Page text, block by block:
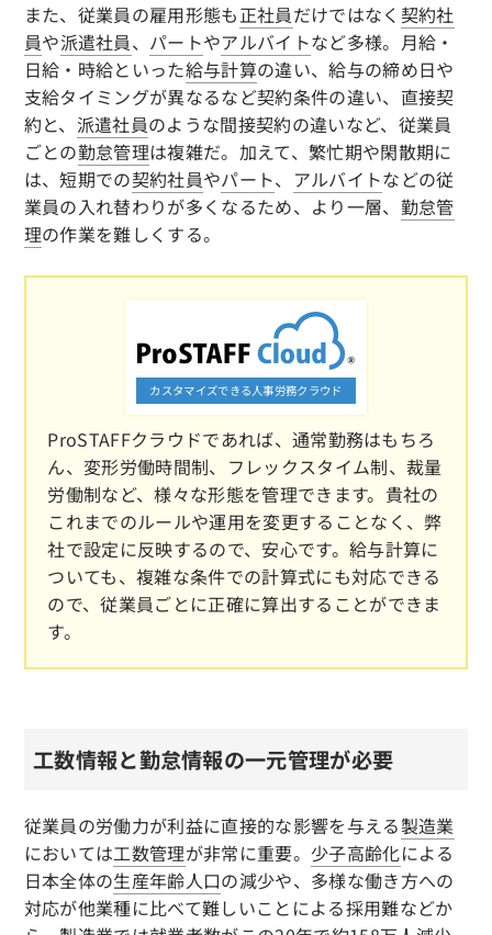
また、従業員の雇用形態も正社員だけではなく 契約社
員や派遣社員、 パートやアルバイトなど多様。月給・
日給・時給といった給与計算の違い、給与の締め日や
支給タイミングが異なるなど契約条件の違い、直接契
約と、 派遣社員のような間接契約の違いなど、従業員
ごとの勤怠管理は複雑だ。加えて、繁忙期や閑散期に
は、短期での契約社員やパート、 アルバイトなどの従
業員の入れ替わりが多くなるため、より一層、 勤怠管
理の作業を難しくする。
カスタマイズできる人事労務クラウド
ProSTAFFクラウドであれば、通常勤務はもちろ
ん、変形労働時間制、フレックスタイム制、裁量
労働制など、様々な形態を管理できます。貴社の
これまでのルールや運用を変更することなく、弊
社で設定に反映するので、安心です。給与計算に
ついても、複雑な条件での計算式にも対応できる
ので、従業員ごとに正確に算出することができま
す。
工数情報と勤怠情報の一元管理が必要
従業員の労働力が利益に直接的な影響を与える製造業
においては工数管理が非常に重要。 少子高齢化による
日本全体の生産年齢人口の減少や、多様な働き方への
対応が他業種に比べて難しいことによる採用難などか